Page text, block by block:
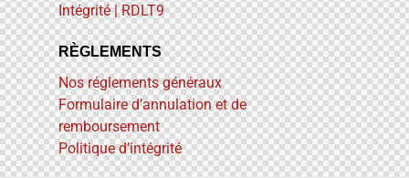
Intégrité | RDLT9
RÈGLEMENTS
Nos réglements généraux
Formulaire d’annulation et de
remboursement
Politique d’intégrité